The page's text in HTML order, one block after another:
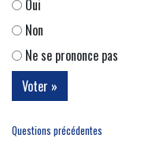
Oui
Non
Ne se prononce pas
Questions précédentes